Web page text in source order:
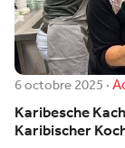
6 octobre 2025·
Karibesche
Karibischer